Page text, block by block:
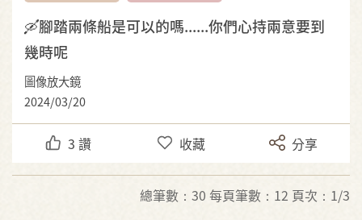
🛶腳踏兩條船是可以的嗎......你們心持兩意要到
幾時呢
圖像放大鏡
2024/03/20
3 讚 收藏 分享
總筆數：30 每頁筆數：12 頁次：1/3